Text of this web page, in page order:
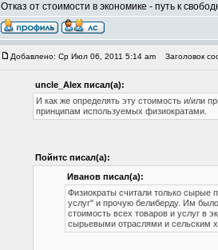
Отказ от стоимости в экономике - путь к
Добавлено: Ср Июл 06, 2011 5:14 am Заголовок
uncle_Alex писал(а):
И как же определять эту стоимость и/или
принципам используемых физиократами.
Пойнтс писал(а):
Иванов писал(а):
Физиократы считали только сырые
услуг" и прочую белиберду. Им
стоимость всех товаров и услуг в
сырьевыми отраслями и сельским